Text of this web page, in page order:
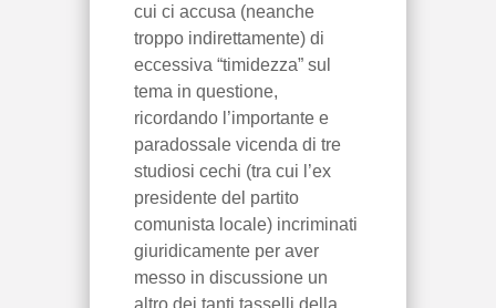
cui ci accusa (neanche
troppo indirettamente) di
eccessiva “timidezza” sul
tema in questione,
ricordando l’importante e
paradossale vicenda di tre
studiosi cechi (tra cui l’ex
presidente del partito
comunista locale) incriminati
giuridicamente per aver
messo in discussione un